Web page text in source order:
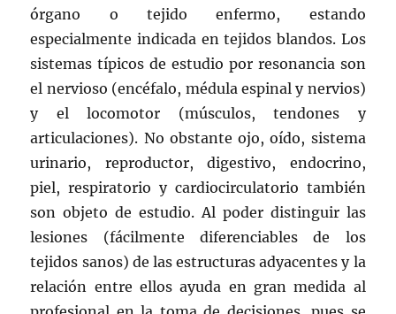
órgano o tejido enfermo, estando
especialmente indicada en tejidos blandos. Los
sistemas típicos de estudio por resonancia son
el nervioso (encéfalo, médula espinal y nervios)
y el locomotor (músculos, tendones y
articulaciones). No obstante ojo, oído, sistema
urinario, reproductor, digestivo, endocrino,
piel, respiratorio y cardiocirculatorio también
son objeto de estudio. Al poder distinguir las
lesiones (fácilmente diferenciables de los
tejidos sanos) de las estructuras adyacentes y la
relación entre ellos ayuda en gran medida al